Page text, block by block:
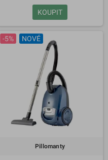
KOUPIT
-5% NOVÉ
Pillomanty